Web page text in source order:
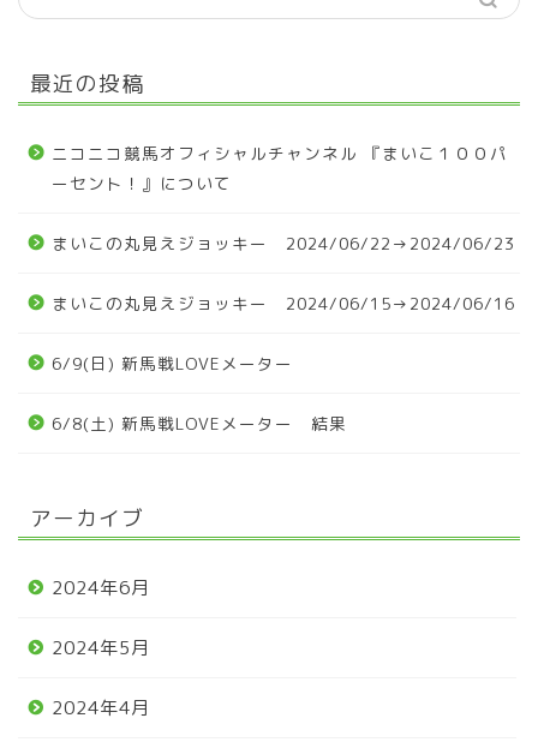
最近の投稿
ニコニコ競馬オフィシャルチャンネル 『まいこ１００パ
ーセント！』について
まいこの丸見えジョッキー 2024/06/22→2024/06/23
まいこの丸見えジョッキー 2024/06/15→2024/06/16
6/9(日) 新馬戦LOVEメーター
6/8(土) 新馬戦LOVEメーター 結果
アーカイブ
2024年6月
2024年5月
2024年4月